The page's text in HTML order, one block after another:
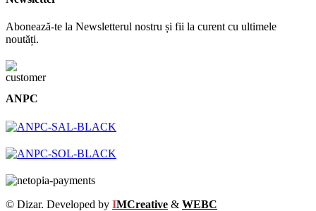
Abonează-te la Newsletterul nostru și fii la curent cu ultimele
noutăți.
ANPC
© Dizar. Developed by IMCreative & WEBC